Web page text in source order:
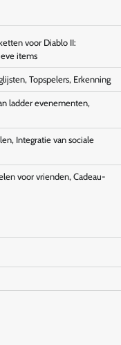
voor Diablo II:
items
Topspelers, Erkenning
ladder evenementen,
Integratie van sociale
voor vrienden, Cadeau-